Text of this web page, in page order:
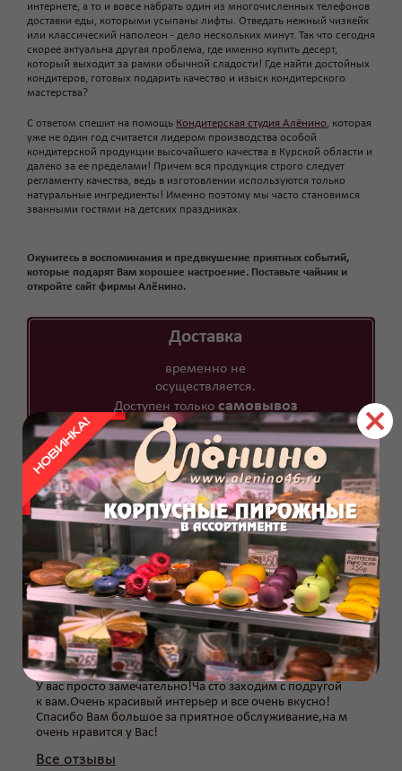
Доставка
временно не
осуществляется.
Доступен только самовывоз
Отзывы
Елена
04.12.2017
Большое спасибо за торт Анжелика, который очень
красиво оформили на день рождения моего папы,
плюс ко всему он очень вкусный! А так же большое
спасибо за хорошее отношение персонала к клиентам!
Процветания вашей компании и новых вкусняшек
нам!
Оксана
22.05.2015
У вас просто замечательно!Ча сто заходим с подругой
к вам.Очень красивый интерьер и все очень вкусно!
Спасибо Вам большое за приятное обслуживание,на м
очень нравится у Вас!
Все отзывы
интернете, а то и вовсе набрать один из многочисленных телефонов
доставки еды, которыми усыпаны лифты. Отведать нежный чизкейк
или классический наполеон - дело нескольких минут. Так что сегодня
скорее актуальна другая проблема, где именно купить десерт,
который выходит за рамки обычной сладости! Где найти достойных
кондитеров, готовых подарить качество и изыск кондитерского
мастерства?
С ответом спешит на помощь Кондитерская студия Алёнино, которая
уже не один год считается лидером производства особой
кондитерской продукции высочайшего качества в Курской области и
далеко за ее пределами! Причем вся продукция строго следует
регламенту качества, ведь в изготовлении используются только
натуральные ингредиенты! Именно поэтому мы часто становимся
званными гостями на детских праздниках.
Окунитесь в воспоминания и предвкушение приятных событий,
которые подарят Вам хорошее настроение. Поставьте чайник и
откройте сайт фирмы Алёнино.